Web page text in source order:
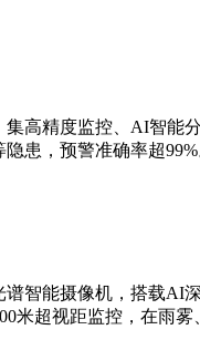
高精度监控、AI智
患，预警准确率超
能摄像机，搭载AI
超视距监控，在雨雾